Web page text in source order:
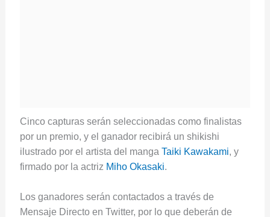
Cinco capturas serán seleccionadas como finalistas
por un premio, y el ganador recibirá un shikishi
ilustrado por el artista del manga Taiki Kawakami, y
firmado por la actriz Miho Okasaki.
Los ganadores serán contactados a través de
Mensaje Directo en Twitter, por lo que deberán de